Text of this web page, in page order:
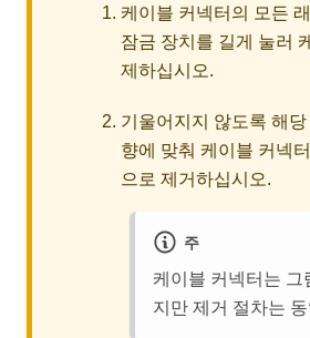
케이블 커넥터의 모든
잠금 장치를 길게 눌러
제하십시오.
기울어지지 않도록 해
향에 맞춰 케이블 커넥
으로 제거하십시오.
주
케이블 커넥터는 그
지만 제거 절차는